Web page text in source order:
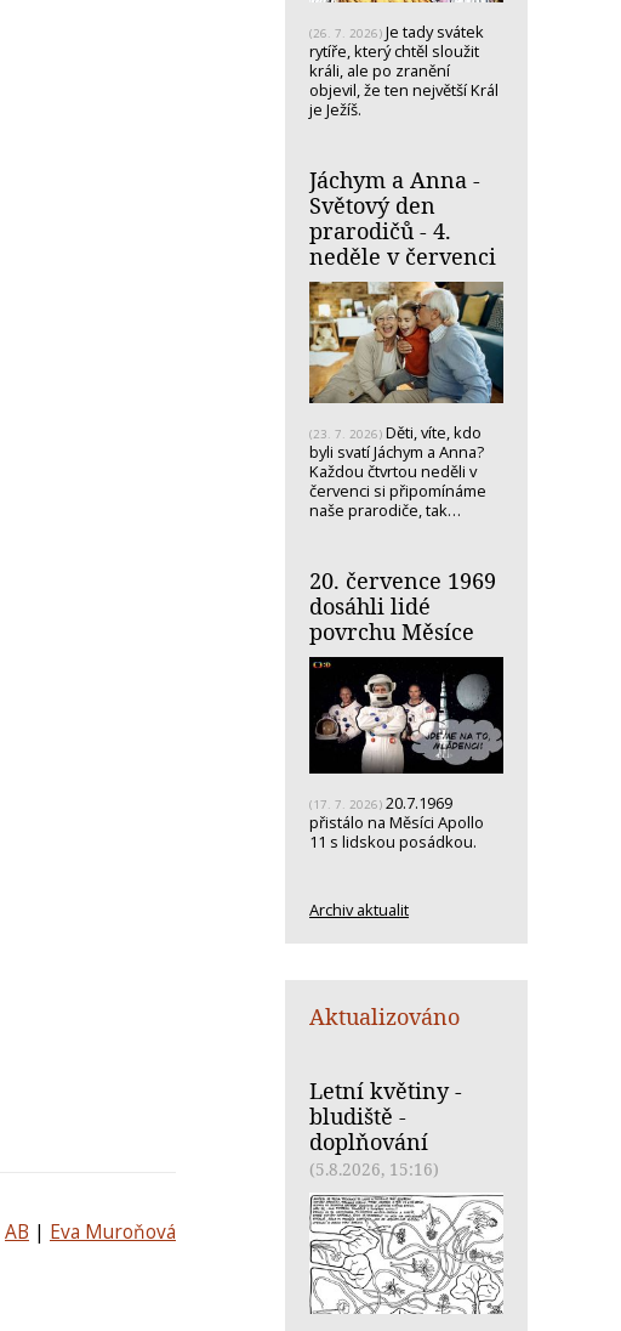
AB | Eva Muroňová
(26. 7. 2026) Je tady svátek
rytíře, který chtěl sloužit
králi, ale po zranění
objevil, že ten největší Král
je Ježíš.
Jáchym a Anna -
Světový den
prarodičů - 4.
neděle v červenci
(23. 7. 2026) Děti, víte, kdo
byli svatí Jáchym a Anna?
Každou čtvrtou neděli v
červenci si připomínáme
naše prarodiče, tak…
20. července 1969
dosáhli lidé
povrchu Měsíce
(17. 7. 2026) 20.7.1969
přistálo na Měsíci Apollo
11 s lidskou posádkou.
Archiv aktualit
Aktualizováno
Letní květiny -
bludiště -
doplňování
(5.8.2026, 15:16)